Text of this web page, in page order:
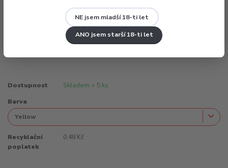
NE jsem mladší 18-ti let
ANO jsem starší 18-ti let
Dostupnost Skladem > 5 ks
Barva
Recyklační
poplatek
0,48 Kč